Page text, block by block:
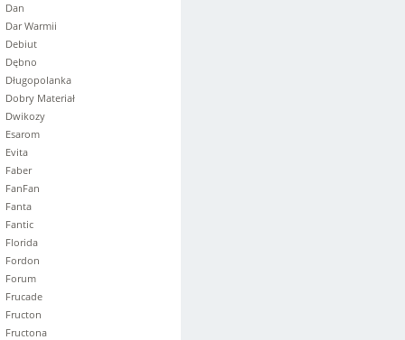
Dan
Dar Warmii
Debiut
Dębno
Długopolanka
Dobry Materiał
Dwikozy
Esarom
Evita
Faber
FanFan
Fanta
Fantic
Florida
Fordon
Forum
Frucade
Fructon
Fructona